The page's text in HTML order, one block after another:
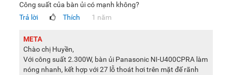
Công suất của bàn ủi có mạnh không?
Trả lời
Thích 1 năm
META
Chào chị Huyền,
Với công suất 2.300W, bàn ủi Panasonic NI-U400CPRA làm
nóng nhanh, kết hợp với 27 lỗ thoát hơi trên mặt đế rãnh